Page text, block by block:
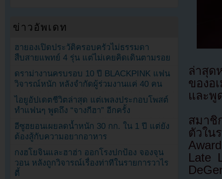
ล่าสุด
ของอ
และพู
สมาชิ
ตัวใน
Late
ข่าวอัพเดท
ฮายองเปิดประวัติครอบครัวไม่ธรรมดา
สืบสายแพทย์ 4 รุ่น แต่ไม่เคยคิดเดินตามรอย
ดราม่างานครบรอบ 10 ปี BLACKPINK แฟน
วิจารณ์หนัก หลังจำกัดผู้ร่วมงานแค่ 40 คน
ไอยูอัปเดตชีวิตล่าสุด แต่เพลงประกอบโพสต์
ทำแฟนๆ พูดถึง “จางกีฮา” อีกครั้ง
อีซูฮยอนเผยลดน้ำหนัก 30 กก. ใน 1 ปี แต่ยัง
ต้องสู้กับความอยากอาหาร
กงฮโยจินและฮาฮ่า ออกโรงปกป้อง จองจุน
วอน หลังถูกวิจารณ์เรื่องท่าทีในรายการวาไร
ตี้